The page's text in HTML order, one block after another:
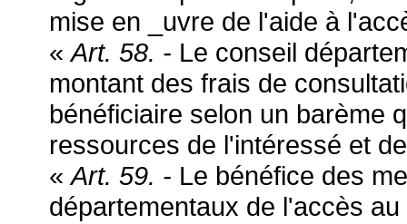
mise en _uvre de l'aide à
«Art. 58. - Le conseil
montant des frais de
bénéficiaire selon un barème
ressources de l'intéressé et
«Art. 59. - Le bénéfice des
départementaux de l'accès